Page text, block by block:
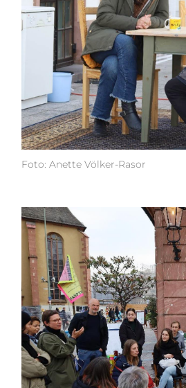
Foto: Anette Völker-Rasor